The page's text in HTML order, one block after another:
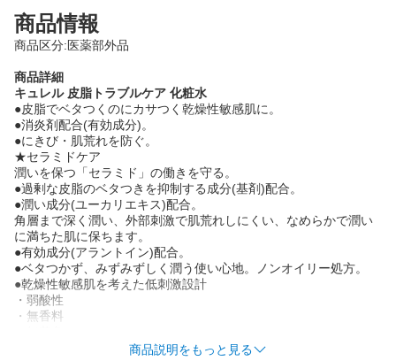
商品情報
商品区分:医薬部外品
商品詳細
キュレル 皮脂トラブルケア 化粧水
●皮脂でベタつくのにカサつく乾燥性敏感肌に。
●消炎剤配合(有効成分)。
●にきび・肌荒れを防ぐ。
★セラミドケア
潤いを保つ「セラミド」の働きを守る。
●過剰な皮脂のベタつきを抑制する成分(基剤)配合。
●潤い成分(ユーカリエキス)配合。
角層まで深く潤い、外部刺激で肌荒れしにくい、なめらかで潤い
に満ちた肌に保ちます。
●有効成分(アラントイン)配合。
●ベタつかず、みずみずしく潤う使い心地。ノンオイリー処方。
●乾燥性敏感肌を考えた低刺激設計
・弱酸性
・無香料
・アルコールフリー(エチルアルコール無添加)
商品説明をもっと見る